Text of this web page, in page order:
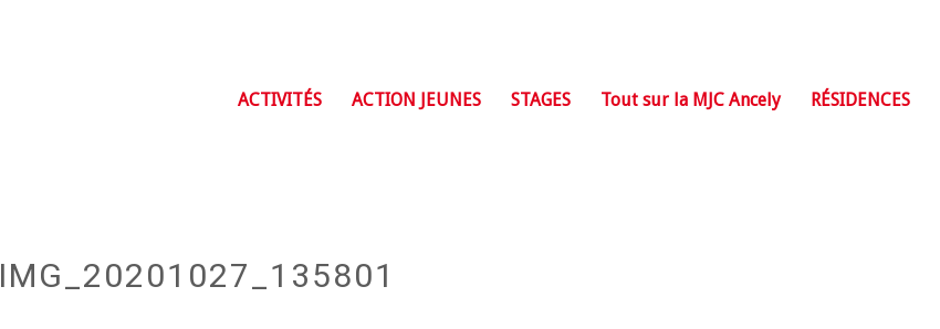
ACTIVITÉS ACTION JEUNES STAGES Tout sur la MJC Ancely RÉSIDENCES
IMG_20201027_135801